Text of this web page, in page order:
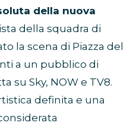
della nuova
della squadra di
la scena di Piazza del
a un pubblico di
su Sky, NOW e TV8.
definita e una